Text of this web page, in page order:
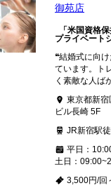
御苑店
「米国資格
プライベート
❝結婚式に向
ています。ト
く素敵な人ば
東京都新宿
ビル長崎 5F
JR新宿駅
平日：
土日：
3,500円/回